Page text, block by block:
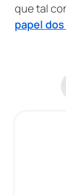
que tal
papel